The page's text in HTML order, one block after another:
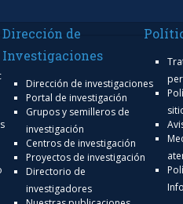
Dirección de
Investigaciones
Dirección de investigaciones
Portal de investigación
Grupos y semilleros de
investigación
Centros de investigación
Proyectos de investigación
Directorio de
investigadores